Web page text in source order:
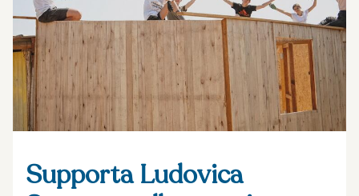
Supporta Ludovica